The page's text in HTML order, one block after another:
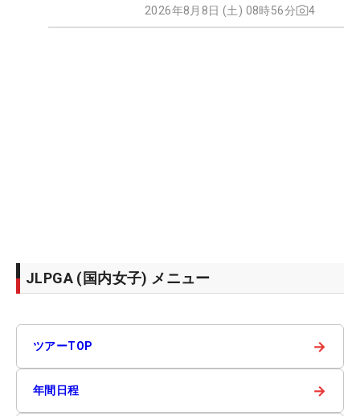
2026年8月8日 (土) 08時56分 4
JLPGA (国内女子) メニュー
ツアーTOP →
年間日程 →